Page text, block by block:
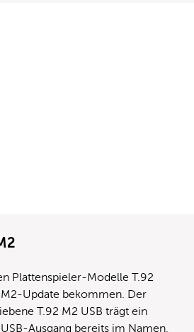
Plattenspieler-Modelle T.92
M2-Update bekommen. Der
T.92 M2 USB trägt ein
Ausgang bereits im Namen,